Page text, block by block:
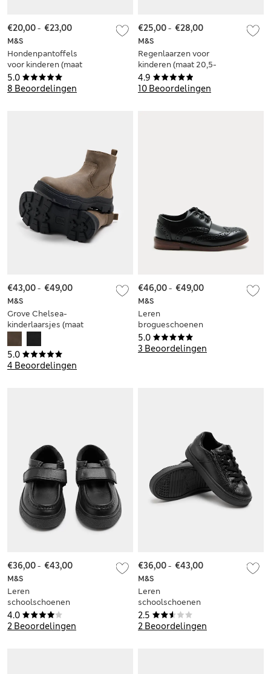
5.0
8 Beoordelingen
M&S
Hondenpantoffels
voor kinderen (maat
20,5-32)
€20,00- €23,00
4.9
10 Beoordelingen
M&S
Regenlaarzen voor
kinderen (maat 20,5-
34,5)
€25,00- €28,00
5.0
4 Beoordelingen
M&S
Grove Chelsea-
kinderlaarsjes (maat
€43,00- €49,00
5.0
3 Beoordelingen
M&S
Leren
brogueschoenen
met veters voor
kinderen (maat 25,5-
€46,00- €49,00
4.0
2 Beoordelingen
M&S
Leren
schoolschoenen
met siernaad voor
kinderen (maat 25,5-
€36,00- €43,00
2.5
2 Beoordelingen
M&S
Leren
schoolschoenen
voor kinderen met
ritssluiting (maat
€36,00- €43,00